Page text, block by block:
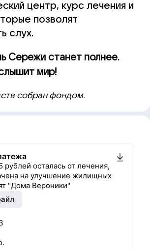
центр, курс лечения и
позволят
слух.
Сережи станет полнее.
мир!
собран фондом.
рублей осталась от лечения,
на улучшение жилищных
"Дома Вероники"